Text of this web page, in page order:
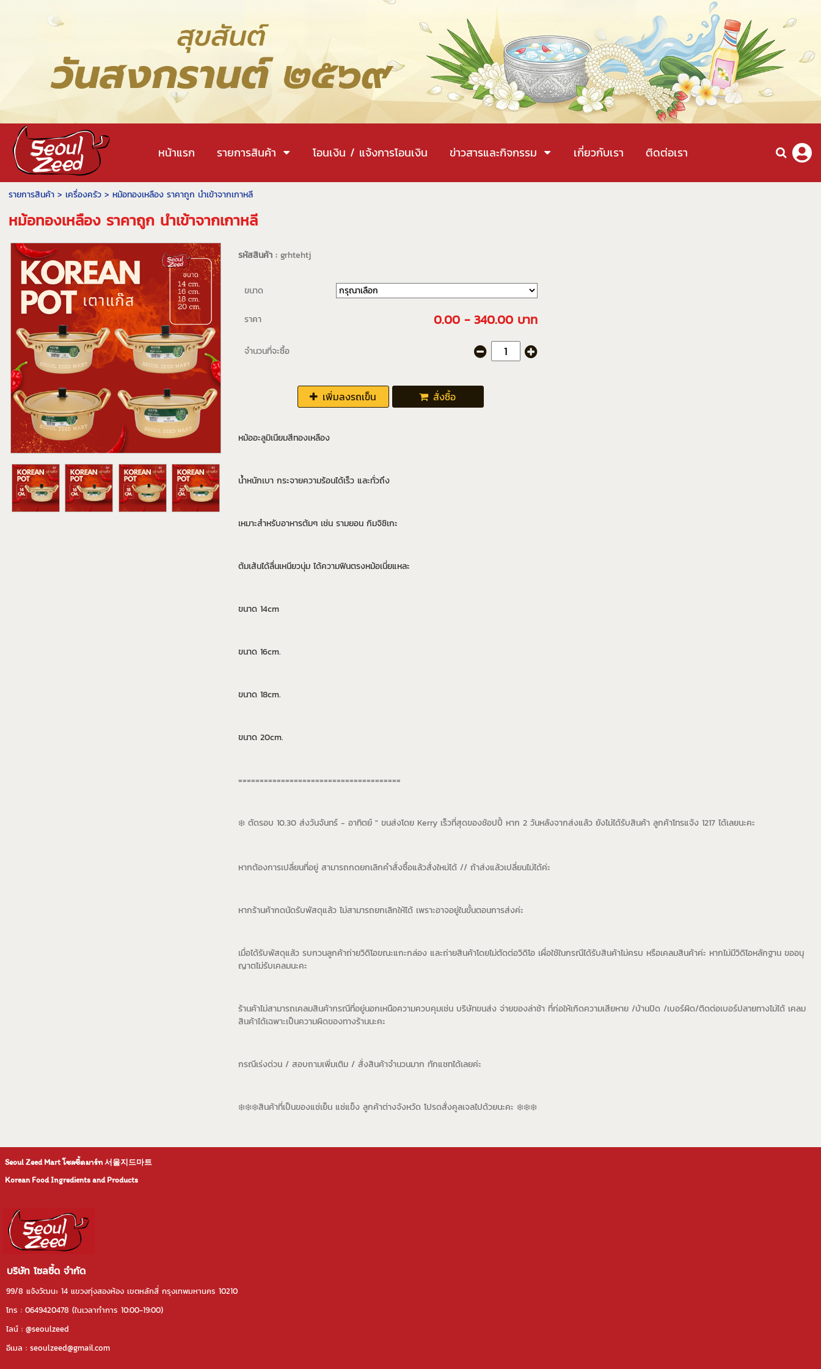
หน้าแรก รายการสินค้า โอนเงิน / แจ้งการโอนเงิน ข่าวสารและกิจกรรม เกี่ยวกับเรา ติดต่อเรา
รายการสินค้า> เครื่องครัว> หม้อทองเหลือง ราคาถูก นำเข้าจากเกาหลี
หม้อทองเหลือง ราคาถูก นำเข้าจากเกาหลี
รหัสสินค้า : grhtehtj
ขนาด
ราคา 0.00 - 340.00 บาท
จำนวนที่จะซื้อ
เพิ่มลงรถเข็น สั่งซื้อ
หม้ออะลูมิเนียมสีทองเหลือง
น้ำหนักเบา กระจายความร้อนได้เร็ว และทั่วถึง
เหมาะสำหรับอาหารต้มๆ เช่น รามยอน กิมจิชิเกะ
ต้มเส้นได้ลื่นเหนียวนุ่ม ได้ความฟินตรงหม้อเนี่ยแหละ
ขนาด 14cm
ขนาด 16cm.
ขนาด 18cm.
ขนาด 20cm.
======================================
❄️ ตัดรอบ 10.30 ส่งวันจันทร์ - อาทิตย์ " ขนส่งโดย Kerry เร็วที่สุดของช้อปปี้ หาก 2 วันหลังจากส่งแล้ว ยังไม่ได้รับสินค้า ลูกค้าโทรแจ้ง 1217 ได้เลยนะคะ
หากต้องการเปลี่ยนที่อยู่ สามารถกดยกเลิกคำสั่งซื้อแล้วสั่งใหม่ได้ // ถ้าส่งแล้วเปลี่ยนไม่ได้ค่ะ
หากร้านค้ากดนัดรับพัสดุแล้ว ไม่สามารถยกเลิกให้ได้ เพราะอาจอยู่ในขั้นตอนการส่งค่ะ
เมื่อได้รับพัสดุแล้ว รบกวนลูกค้าถ่ายวิดิโอขณะแกะกล่อง และถ่ายสินค้าโดยไม่ตัดต่อวิดิโอ เผื่อใช้ในกรณีได้รับสินค้าไม่ครบ หรือเคลมสินค้าค่ะ หากไม่มีวิดิโอหลักฐาน ขออนุ
ญาตไม่รับเคลมนะคะ
ร้านค้าไม่สามารถเคลมสินค้ากรณีที่อยู่นอกเหนือความควบคุมเช่น บริษัทขนส่ง จ่ายของล่าช้า ที่ก่อให้เกิดความเสียหาย /บ้านปิด /เบอร์ผิด/ติดต่อเบอร์ปลายทางไม่ได้ เคลม
สินค้าได้เฉพาะเป็นความผิดของทางร้านนะคะ
กรณีเร่งด่วน / สอบถามเพิ่มเติม / สั่งสินค้าจำนวนมาก ทักแชทได้เลยค่ะ
❄️❄️❄️สินค้าที่เป็นของแช่เย็น แช่แข็ง ลูกค้าต่างจังหวัด โปรดสั่งคูลเจลไปด้วยนะคะ ❄️❄️❄️
Seoul Zeed Mart โซลซี้ดมาร์ท서울지드마트
Korean Food Ingredients and Products
บริษัท โซลซี้ด จำกัด
99/8 แจ้งวัฒนะ 14 แขวงทุ่งสองห้อง เขตหลักสี่ กรุงเทพมหานคร 10210
โทร : 0649420478 (ในเวลาทําการ 10:00-19:00)
ไลน์ : @seoulzeed
อีเมล : seoulzeed@gmail.com